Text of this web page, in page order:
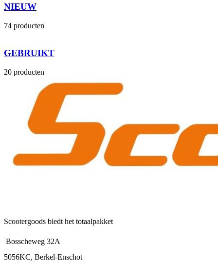
NIEUW
74 producten
GEBRUIKT
20 producten
Scootergoods biedt het totaalpakket
Bosscheweg 32A
5056KC, Berkel-Enschot